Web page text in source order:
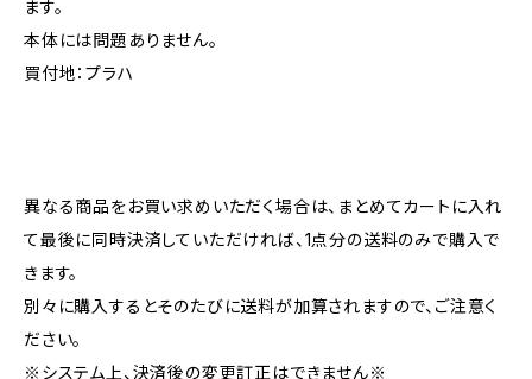
ます。
本体には問題ありません。
買付地：プラハ
異なる商品をお買い求めいただく場合は、まとめてカートに入れ
て最後に同時決済していただければ、1点分の送料のみで購入で
きます。
別々に購入するとそのたびに送料が加算されますので、ご注意く
ださい。
※システム上、決済後の変更訂正はできません※